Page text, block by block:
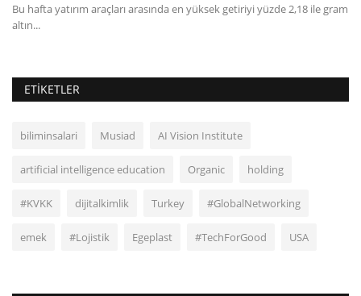
Bu hafta yatırım araçları arasında en yüksek getiriyi yüzde 2,18 ile gram
altın...
ETIKETLER
biliminsalari Musiad AI Vision Institute
artificial intelligence education Organic holding
#KVKK dijitalkimlik Turkey #GlobalNetworking
emek #Lojistik Egeplast #TechForGood USA